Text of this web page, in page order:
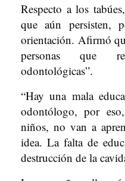
Respecto a los
que aún persisten,
orientación. Afirmó
personas que
odontológicas”.
“Hay una mala
odontólogo, por
niños, no van a
idea. La falta de
destrucción de la